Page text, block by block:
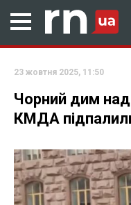
23 жовтня 2025, 11:50
Чорний дим
КМДА